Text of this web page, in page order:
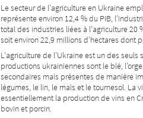
Le secteur de l’agriculture en Ukraine
représente environ 12,4 % du PIB, l’
total des industries liées à l’agriculture20
soit environ 22,9 millions d’hectares dont
L’agriculture de l’Ukraineest un des seuls
productions ukrainiennes sont le blé, l’orge
secondaires mais présentes de manière
légumes, le lin, le maïs et letournesol. La
essentiellement la production de vins en
bovin et porcin.